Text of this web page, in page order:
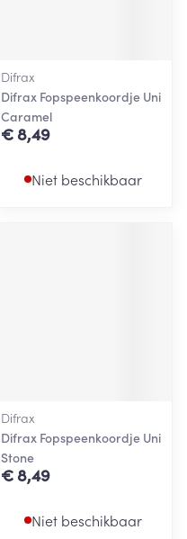
Difrax
Difrax Fopspeenkoordje Uni
Caramel
€ 8,49
Niet beschikbaar
Difrax
Difrax Fopspeenkoordje Uni
Stone
€ 8,49
Niet beschikbaar